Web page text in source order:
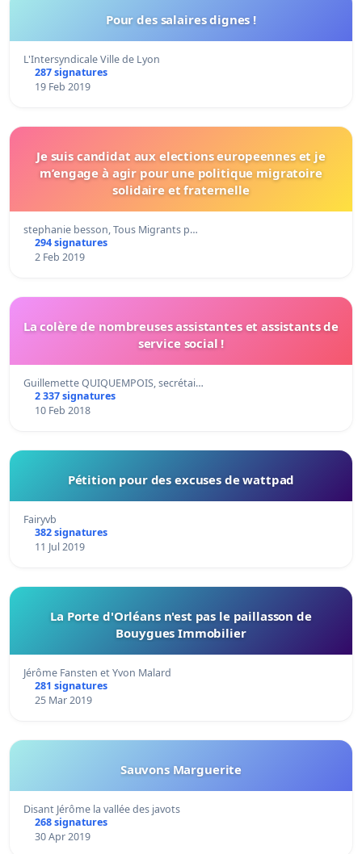
Pour des salaires dignes !
L'Intersyndicale Ville de Lyon
287 signatures
19 Feb 2019
Je suis candidat aux elections europeennes et je
m’engage à agir pour une politique migratoire
solidaire et fraternelle
stephanie besson, Tous Migrants p…
294 signatures
2 Feb 2019
La colère de nombreuses assistantes et assistants de
service social !
Guillemette QUIQUEMPOIS, secrétai…
2 337 signatures
10 Feb 2018
Pétition pour des excuses de wattpad
Fairyvb
382 signatures
11 Jul 2019
La Porte d'Orléans n'est pas le paillasson de
Bouygues Immobilier
Jérôme Fansten et Yvon Malard
281 signatures
25 Mar 2019
Sauvons Marguerite
Disant Jérôme la vallée des javots
268 signatures
30 Apr 2019